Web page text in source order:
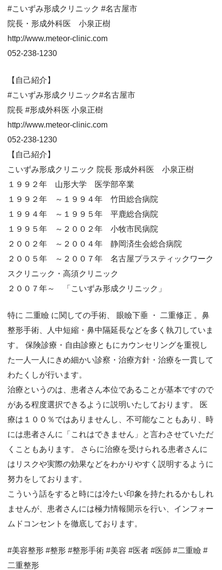
#こいずみ形成クリニック #名古屋市
院長・形成外科医 小泉正樹
http://www.meteor-clinic.com
052-238-1230
【自己紹介】
#こいずみ形成クリニック#名古屋市
院長 #形成外科医 小泉正樹
http://www.meteor-clinic.com
052-238-1230
【自己紹介】
こいずみ形成クリニック 院長 形成外科医 小泉正樹
１９９２年 山形大学 医学部卒業
１９９２年 ～１９９４年 竹田総合病院
１９９４年 ～１９９５年 平鹿総合病院
１９９５年 ～２００２年 小牧市民病院
２００２年 ～２００４年 静岡済生会総合病院
２００５年 ～２００７年 名古屋プラスティックワーク
スクリニック・高須クリニック
２００７年～ 「こいずみ形成クリニック」
特に 二重瞼 に関しての手術、 眼瞼下垂 ・ 二重修正 。鼻
整形手術、人中短縮・鼻中隔延長などを多く執刀していま
す。 保険診療・自由診療ともにカウンセリングを重視し
た一人一人にきめ細かい診察・治療方針・治療を一貫して
わたくしが行います。
治療というのは、患者さん本位であることが基本ですので
がある程度選択できるように説明いたしております。 医
療は１００％ではありませんし、不可能なこともあり、時
には患者さんに「これはできません」と言わさせていただ
くこともあります。 さらに治療を受けられる患者さんに
はリスクや実際の効果などをわかりやすく説明するように
努力をしております。
こういう話をすると時には冷たい印象を持たれるかもしれ
ませんが、患者さんには極力情報開示を行い、インフォー
ムドコンセントを徹底しております。
#美容整形 #整形 #整形手術 #美容 #医者 #医師 #二重瞼 #
二重整形